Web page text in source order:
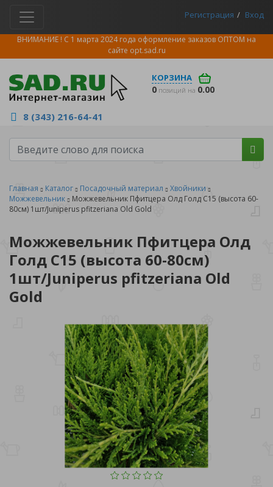
Регистрация Вход
ВНИМАНИЕ ! С 1 марта 2024 года оформление заказов ОПТОМ на
сайте opt.sad.ru
КОРЗИНА
0 позиций на 0.00
8 (343) 216-64-41
Главная Каталог Посадочный материал
Хвойники
Можжевельник
Можжевельник Пфитцера Олд Голд С15 (высота 60-
80см) 1шт/Juniperus pfitzeriana Old Gold
Можжевельник Пфитцера Олд
Голд С15 (высота 60-80см)
1шт/Juniperus pfitzeriana Old
Gold